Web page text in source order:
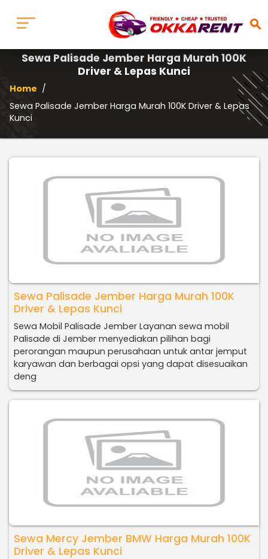
search
Sewa Palisade Jember Harga Murah 100K
Driver & Lepas Kunci
Home /
Sewa Palisade Jember Harga Murah 100K Driver & Lepas
Kunci
Sewa Palisade Jember Harga Murah 100K
Driver & Lepas Kunci
Sewa Mobil Palisade Jember Layanan sewa mobil
Palisade di Jember menyediakan pilihan bagi
perorangan maupun perusahaan untuk antar jemput
karyawan dan berbagai opsi yang dapat disesuaikan
deng
Sewa Mercy Jember BMW Harga Murah 100K
Driver & Lepas Kunci